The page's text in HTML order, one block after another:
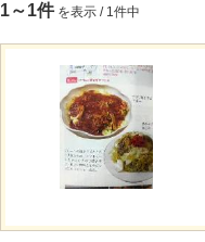
1～1件 を表示 / 1件中